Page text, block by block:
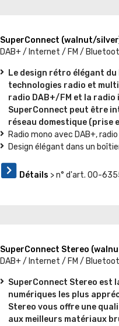
SuperConnect (walnut/
DAB+ / Internet / FM /
Le design rétro élégant du
technologies radio et
radio DAB+/FM et la radio
SuperConnect peut être
réseau domestique (prise
Radio mono avec DAB+,
Design élégant dans un
Détails > n° d'art. 00-
SuperConnect Stereo
DAB+ / Internet / FM /
SuperConnect Stereo est
numériques les plus
Stereo vous offre une
aux meilleurs matériaux